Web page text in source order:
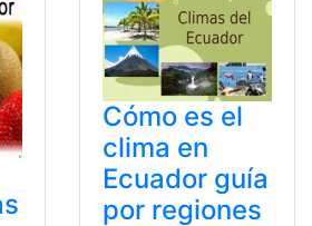
Cómo es el
clima en
Ecuador guía
por regiones